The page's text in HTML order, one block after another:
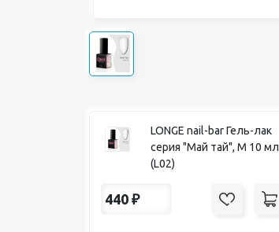
LONGE nail-bar Гель-лак
серия "Май тай", М 10 мл
(L02)
440 ₽